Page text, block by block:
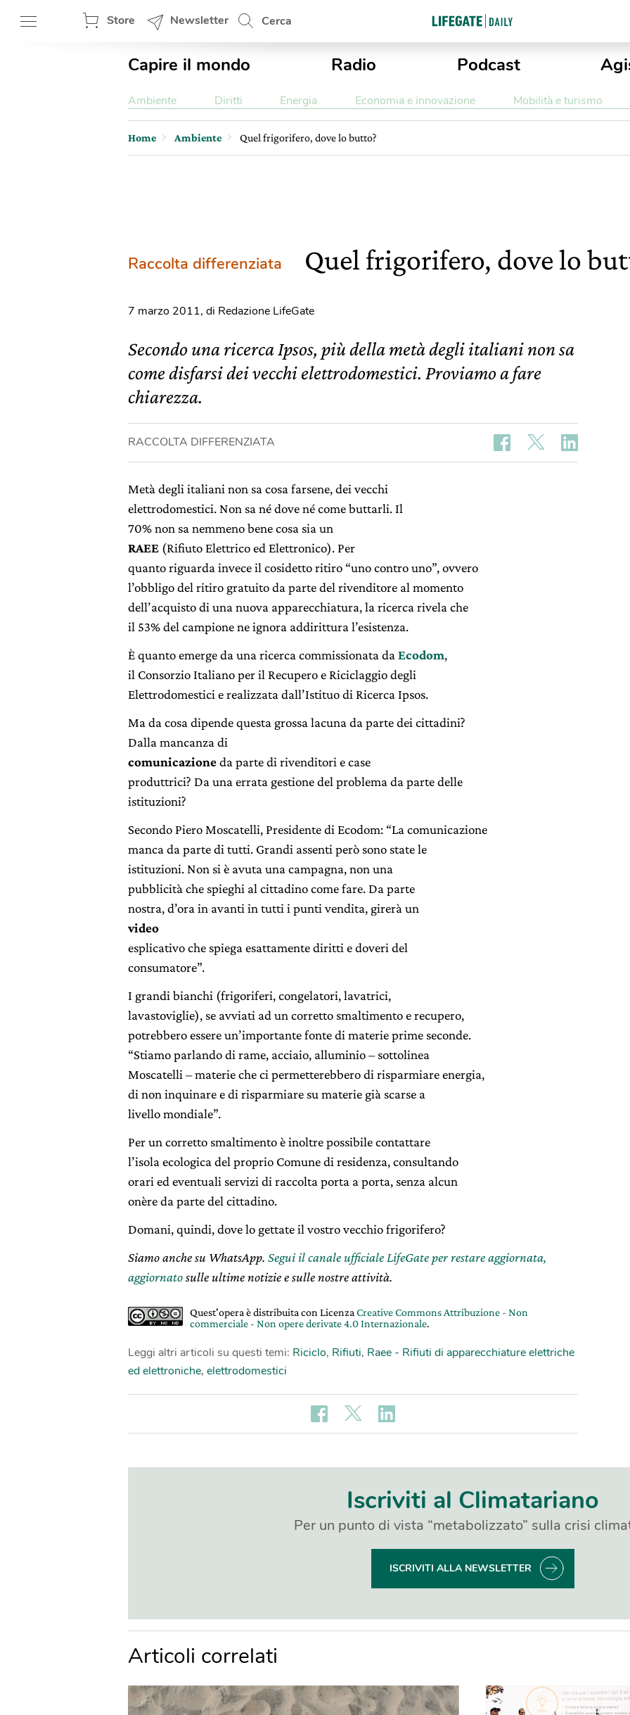
Store Newsletter Cerca
Capire il mondo Radio Podcast
Ambiente Diritti Energia Economia e innovazione Mobilità e turismo
Home Ambiente Quel frigorifero, dove lo butto?
Raccolta differenziata Quel frigorifero, dove lo
7 marzo 2011, di Redazione LifeGate
Secondo una ricerca Ipsos, più della metà degli italiani non sa
come disfarsi dei vecchi elettrodomestici. Proviamo a fare
chiarezza.
RACCOLTA DIFFERENZIATA
Metà degli italiani non sa cosa farsene, dei vecchi
elettrodomestici. Non sa né dove né come buttarli. Il
70% non sa nemmeno bene cosa sia un
RAEE (Rifiuto Elettrico ed Elettronico). Per
quanto riguarda invece il cosidetto ritiro “uno contro uno”, ovvero
l’obbligo del ritiro gratuito da parte del rivenditore al momento
dell’acquisto di una nuova apparecchiatura, la ricerca rivela che
il 53% del campione ne ignora addirittura l’esistenza.
È quanto emerge da una ricerca commissionata da Ecodom,
il Consorzio Italiano per il Recupero e Riciclaggio degli
Elettrodomestici e realizzata dall’Istituo di Ricerca Ipsos.
Ma da cosa dipende questa grossa lacuna da parte dei cittadini?
Dalla mancanza di
comunicazioneda parte di rivenditori e case
produttrici? Da una errata gestione del problema da parte delle
istituzioni?
Secondo Piero Moscatelli, Presidente di Ecodom: “La comunicazione
manca da parte di tutti. Grandi assenti però sono state le
istituzioni. Non si è avuta una campagna, non una
pubblicità che spieghi al cittadino come fare. Da parte
nostra, d’ora in avanti in tutti i punti vendita, girerà un
video
esplicativo che spiega esattamente diritti e doveri del
consumatore”.
I grandi bianchi (frigoriferi, congelatori, lavatrici,
lavastoviglie), se avviati ad un corretto smaltimento e recupero,
potrebbero essere un’importante fonte di materie prime seconde.
“Stiamo parlando di rame, acciaio, alluminio – sottolinea
Moscatelli – materie che ci permetterebbero di risparmiare energia,
di non inquinare e di risparmiare su materie già scarse a
livello mondiale”.
Per un corretto smaltimento è inoltre possibile contattare
l’isola ecologica del proprio Comune di residenza, consultando
orari ed eventuali servizi di raccolta porta a porta, senza alcun
onère da parte del cittadino.
Domani, quindi, dove lo gettate il vostro vecchio frigorifero?
Siamo anche su WhatsApp. Segui il canale ufficiale LifeGate per restare aggiornata,
aggiornatosulle ultime notizie e sulle nostre attività.
Quest'opera è distribuita con Licenza Creative Commons Attribuzione - Non
commerciale - Non opere derivate 4.0 Internazionale.
Leggi altri articoli su questi temi: Riciclo, Rifiuti, Raee - Rifiuti di apparecchiature elettriche
ed elettroniche, elettrodomestici
Iscriviti al Climatariano
Per un punto di vista “metabolizzato” sulla crisi
ISCRIVITI ALLA NEWSLETTER
Articoli correlati